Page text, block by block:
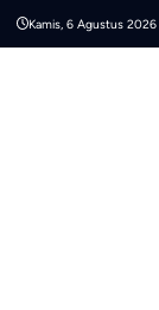
Kamis, 6 Agustus 2026